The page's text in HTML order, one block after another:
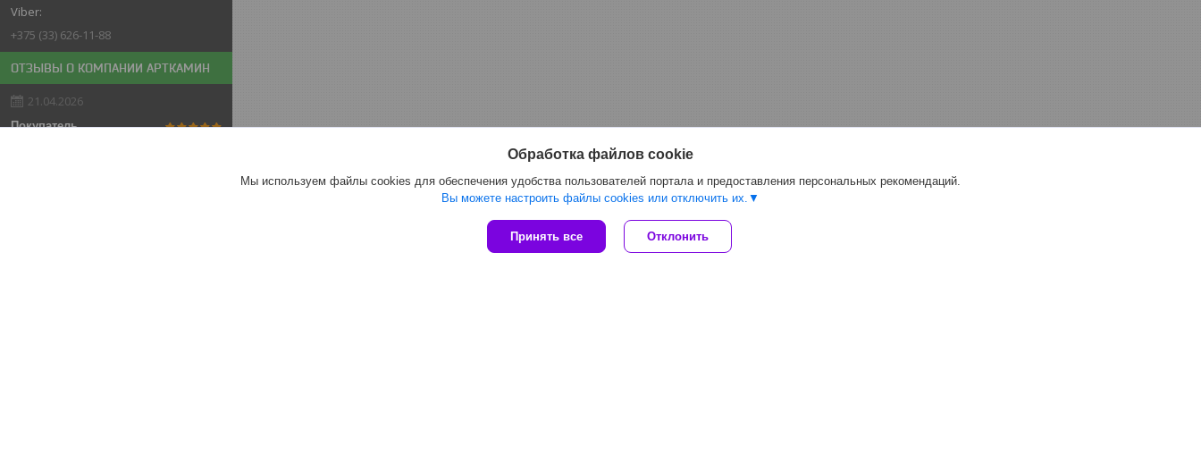
+375 (33) 626-11-88
ОТЗЫВЫ О КОМПАНИИ АРТКАМИН
21.04.2026
Покупатель
Обработка файлов cookie
Мы используем файлы cookies для обеспечения удобства пользователей портала и предоставления персональных рекомендаций.
Вы можете настроить файлы cookies или отключить их.
Принять все Отклонить